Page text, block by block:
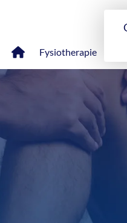
Fysiotherapie
Nieuwe knie
Voorste
Herstel na